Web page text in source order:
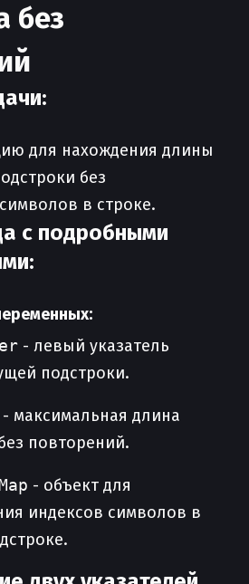
без
для нахождения длины
без
в строке.
с подробными
- левый указатель
подстроки.
- максимальная длина
повторений.
- объект для
индексов символов в